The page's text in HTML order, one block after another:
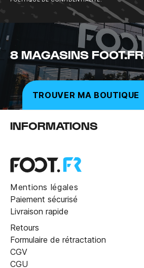
8 MAGASINS FOOT.FR
TROUVER MA BOUTIQUE
INFORMATIONS
Mentions légales
Paiement sécurisé
Livraison rapide
Retours
Formulaire de rétractation
CGV
CGU